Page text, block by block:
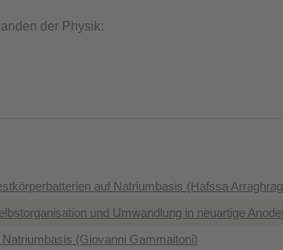
der Physik:
auf Natriumbasis (Hafssa
und Umwandlung in neuartige
(Giovanni Gammaitoni)